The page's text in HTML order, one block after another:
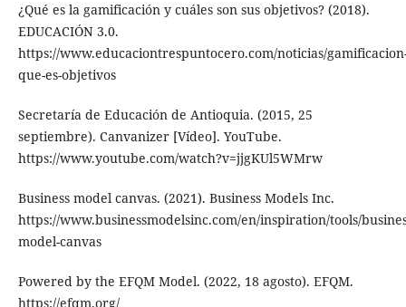
¿Qué es la gamificación y cuáles son sus objetivos? (2018).
EDUCACIÓN 3.0.
https://www.educaciontrespuntocero.com/noticias/
que-es-objetivos
Secretaría de Educación de Antioquia. (2015, 25
septiembre). Canvanizer [Vídeo]. YouTube.
https://www.youtube.com/watch?v=jjgKUl5WMrw
Business model canvas. (2021). Business Models Inc.
https://www.businessmodelsinc.com/en/inspiration/tools/
model-canvas
Powered by the EFQM Model. (2022, 18 agosto). EFQM.
https://efqm.org/